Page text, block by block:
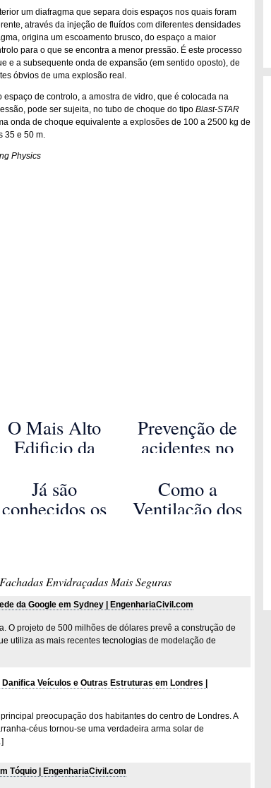
um diafragma que separa dois espaços nos quais foram
através da injeção de fluídos com diferentes densidades
origina um escoamento brusco, do espaço a maior
para o que se encontra a menor pressão. É este processo
e a subsequente onda de expansão (em sentido oposto), de
óbvios de uma explosão real.
de controlo, a amostra de vidro, que é colocada na
pode ser sujeita, no tubo de choque do tipo Blast-STAR
onda de choque equivalente a explosões de 100 a 2500 kg de
35 e 50 m.
Physics
O Mais Alto
Edificio da
Donaucity 1
Prevenção de
acidentes no
construção
através de
Já são
conhecidos os
de 2018
Como a
Ventilação dos
11 Milhões por
Ano à Cidade
de Nova Iorque
Envidraçadas Mais Seguras
da Google em Sydney | EngenhariaCivil.com
O projeto de 500 milhões de dólares prevê a construção de
utiliza as mais recentes tecnologias de modelação de
Veículos e Outras Estruturas em Londres |
preocupação dos habitantes do centro de Londres. A
céus tornou-se uma verdadeira arma solar de
Tóquio | EngenhariaCivil.com